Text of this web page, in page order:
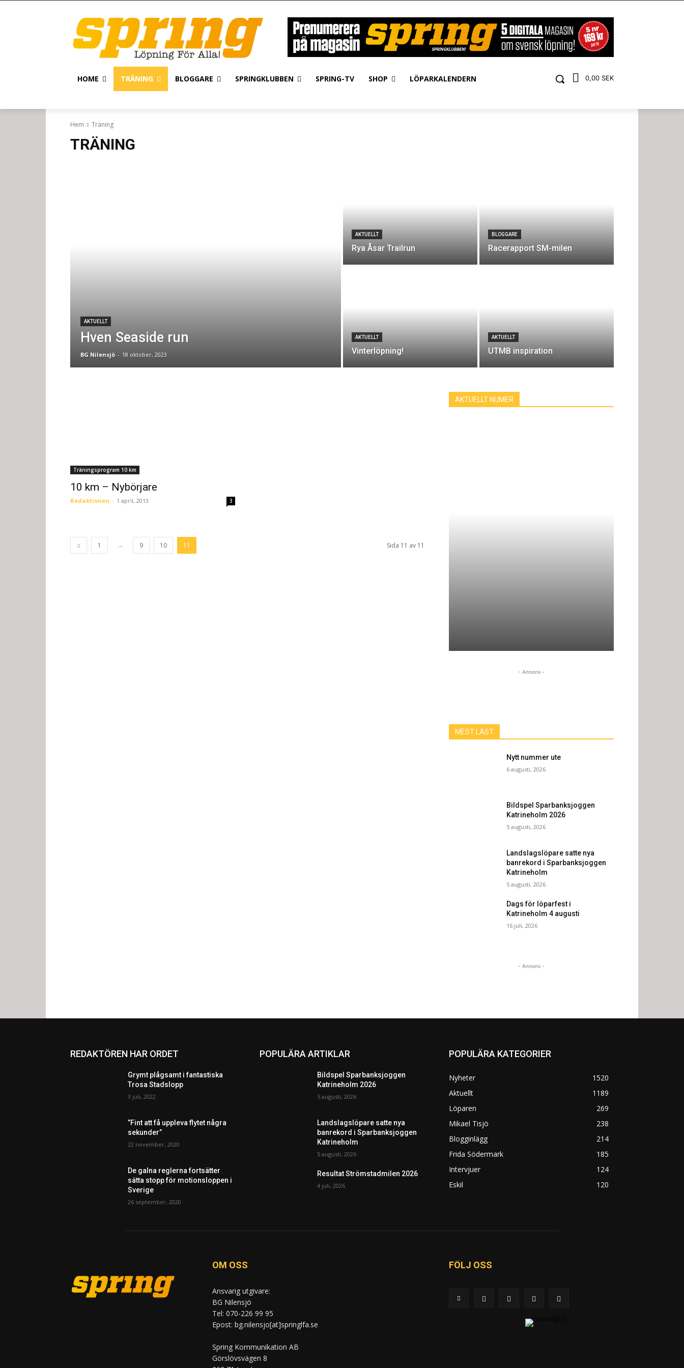
0,00 SEK
HOME TRÄNING BLOGGARE SPRINGKLUBBEN SPRING-TV SHOP LÖPARKALENDERN
Hem Träning
TRÄNING
AKTUELLT
Hven Seaside run
BG Nilensjö - 18 oktober, 2023
AKTUELLT
Rya Åsar Trailrun
BLOGGARE
Racerapport SM-milen
AKTUELLT
Vinterlöpning!
AKTUELLT
UTMB inspiration
Träningsprogram 10 km
10 km – Nybörjare
Redaktionen - 1 april, 2013 3
1 ... 9 10 11 Sida 11 av 11
AKTUELLT NUMER
- Annons -
MEST LÄST
Nytt nummer ute
6 augusti, 2026
Bildspel Sparbanksjoggen
Katrineholm 2026
5 augusti, 2026
Landslagslöpare satte nya
banrekord i Sparbanksjoggen
Katrineholm
5 augusti, 2026
Dags för löparfest i
Katrineholm 4 augusti
16 juli, 2026
- Annons -
REDAKTÖREN HAR ORDET
Grymt plågsamt i fantastiska
Trosa Stadslopp
3 juli, 2022
”Fint att få uppleva flytet några
sekunder”
22 november, 2020
De galna reglerna fortsätter
sätta stopp för motionsloppen i
Sverige
26 september, 2020
POPULÄRA ARTIKLAR
Bildspel Sparbanksjoggen
Katrineholm 2026
5 augusti, 2026
Landslagslöpare satte nya
banrekord i Sparbanksjoggen
Katrineholm
5 augusti, 2026
Resultat Strömstadmilen 2026
4 juli, 2026
POPULÄRA KATEGORIER
Nyheter
1520
Aktuellt
1189
Löparen
269
Mikael Tisjö
238
Blogginlägg
214
Frida Södermark
185
Intervjuer
124
Eskil
120
OM OSS
Ansvarig utgivare:
BG Nilensjö
Tel: 070-226 99 95
Epost: bg.nilensjo[at]springlfa.se
Spring Kommunikation AB
Görslövsvägen 8
FÖLJ OSS